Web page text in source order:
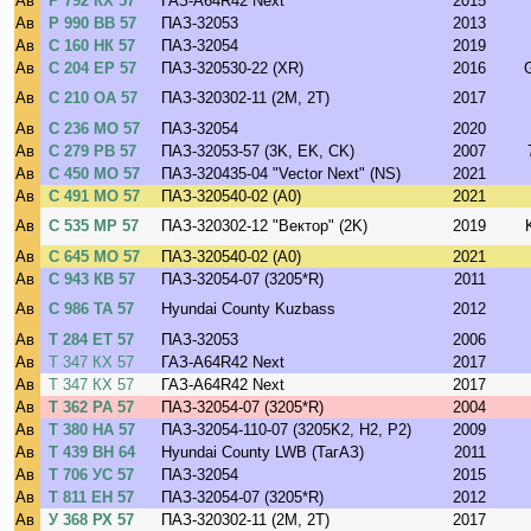
Ав
Р 990 ВВ 57 ПАЗ-32053
2013
Ав
С 160 НК 57 ПАЗ-32054
2019
Ав
С 204 ЕР 57 ПАЗ-320530-22 (XR) 2016
Ав
С 210 ОА 57 ПАЗ-320302-11 (2M, 2T)
2017
Ав
С 236 МО 57 ПАЗ-32054
2020
Ав
С 279 РВ 57 ПАЗ-32053-57 (3K, EK, CK) 2007
Ав
С 450 МО 57 ПАЗ-320435-04 "Vector Next" (NS)
2021
Ав
С 491 МО 57 ПАЗ-320540-02 (A0)
2021
Ав
С 535 МР 57 ПАЗ-320302-12 "Вектор" (2K) 2019
Ав
С 645 МО 57 ПАЗ-320540-02 (A0)
2021
Ав
С 943 КВ 57 ПАЗ-32054-07 (3205*R)
2011
Ав
С 986 ТА 57 Hyundai County Kuzbass
2012
Ав
Т 284 ЕТ 57 ПАЗ-32053
2006
Ав
Т 347 КХ 57 ГАЗ-A64R42 Next
2017
Ав
Т 347 КХ 57 ГАЗ-A64R42 Next
2017
Ав
Т 362 РА 57 ПАЗ-32054-07 (3205*R)
2004
Ав
Т 380 НА 57 ПАЗ-32054-110-07 (3205K2, H2, P2)
2009
Ав
Т 439 ВН 64 Hyundai County LWB (ТагАЗ)
2011
Ав
Т 706 УС 57 ПАЗ-32054
2015
Ав
Т 811 ЕН 57 ПАЗ-32054-07 (3205*R)
2012
Ав
У 368 РХ 57 ПАЗ-320302-11 (2M, 2T)
2017